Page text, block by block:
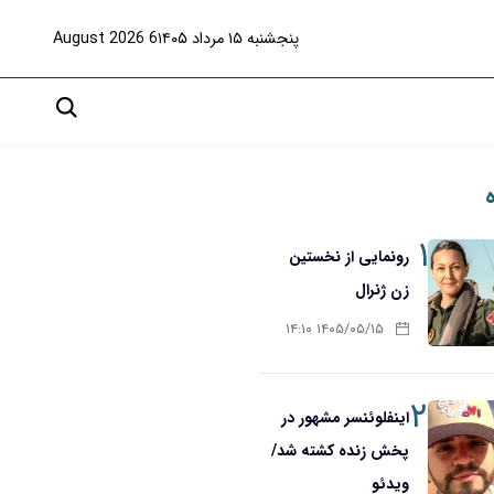
پنجشنبه ۱۵ مرداد ۱۴۰۵ 6 August 2026
۱ رونمایی از نخستین
زن ژنرال
۱۴۰۵/۰۵/۱۵ ۱۴:۱۰
۲اینفلوئنسر مشهور در
پخش زنده کشته شد/
ویدئو